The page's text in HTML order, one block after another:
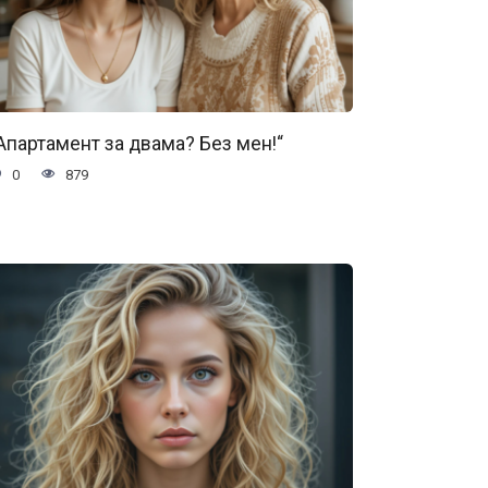
за двама? Без мен!“
0 879